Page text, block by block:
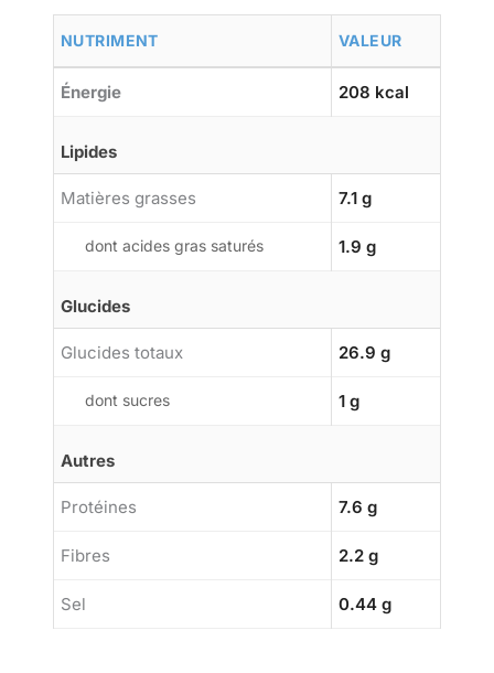
NUTRIMENT VALEUR
Énergie 208 kcal
Lipides
Matières grasses 7.1 g
dont acides gras saturés 1.9 g
Glucides
Glucides totaux 26.9 g
dont sucres 1 g
Autres
Protéines 7.6 g
Fibres 2.2 g
Sel 0.44 g